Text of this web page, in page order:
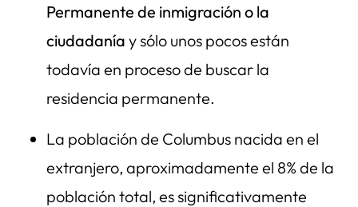
Permanente de inmigración o la
ciudadanía y sólo unos pocos están
todavía en proceso de buscar la
residencia permanente.
La población de Columbus nacida en el
extranjero, aproximadamente el 8% de la
población total, es significativamente